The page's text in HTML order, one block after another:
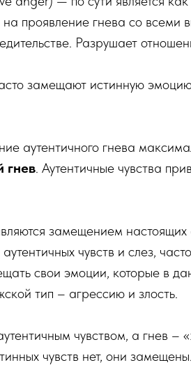
проявление гнева со всеми
Разрушает
замещают истинную
аутентичного гнева
гнев. Аутентичные чувства
замещением
чувств и слез,
свои эмоции, которые в
тип – агрессию и злость.
чувством, а гнев
чувств нет, они